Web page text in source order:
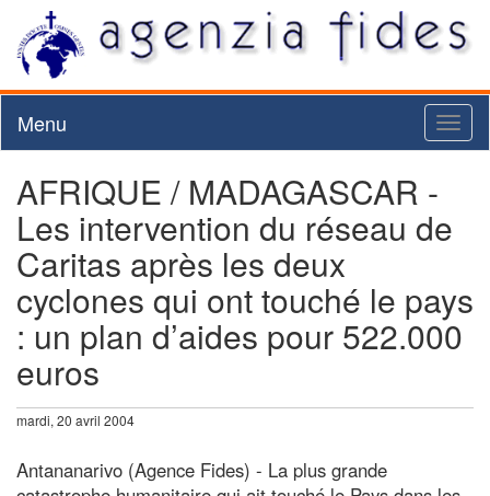
Menu
AFRIQUE / MADAGASCAR -
Les intervention du réseau de
Caritas après les deux
cyclones qui ont touché le pays
: un plan d’aides pour 522.000
euros
mardi, 20 avril 2004
Antananarivo (Agence Fides) - La plus grande